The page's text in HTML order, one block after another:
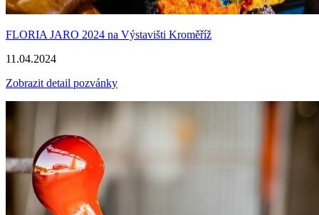
FLORIA JARO 2024 na Výstavišti Kroměříž
11.04.2024
Zobrazit detail pozvánky